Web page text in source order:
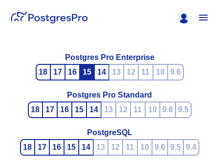
Postgres Pro Enterprise
18
17 16 15 14 13 12 11 10 9.6
Postgres Pro Standard
18
17 16 15 14 13 12 11 10 9.6 9.5
PostgreSQL
18
17 16 15 14 13 12 11 10 9.6 9.5 9.4